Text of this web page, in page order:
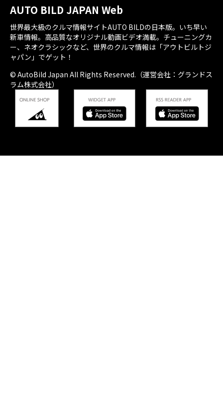
AUTO BILD JAPAN Web
世界最大級のクルマ情報サイトAUTO BILDの日本版。いち早い
新車情報。高品質なオリジナル動画ビデオ満載。チューニングカ
ー、ネオクラシックなど、世界のクルマ情報は「アウトビルトジ
ャパン」でゲット！
© AutoBild Japan All Rights Reserved.（運営会社：グランドス
ラム株式会社）